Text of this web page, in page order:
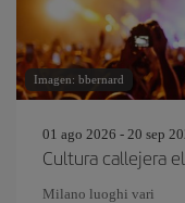
Imagen: bbernard
01 ago 2026 - 20 sep
Cultura callejera
Milano luoghi vari